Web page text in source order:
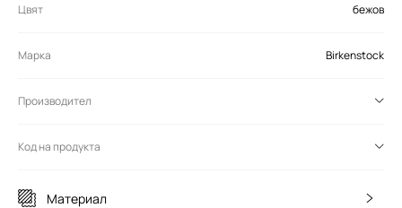
Цвят бежов
Марка Birkenstock
Производител
Код на продукта
Материал